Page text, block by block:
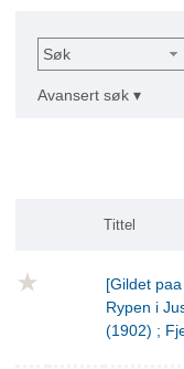
Søk
Avansert søk ▾
Tittel
[Gildet
Rypen i
(1902) ;